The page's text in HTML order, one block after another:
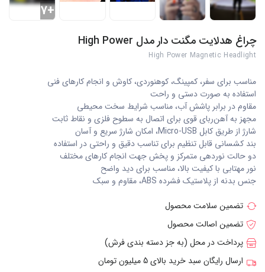
+7
چراغ هدلایت مگنت دار مدل High Power
High Power Magnetic Headlight
مناسب برای سفر، کمپینگ، کوهنوردی، کاوش و انجام کارهای فنی
استفاده به صورت دستی و راحت
مقاوم در برابر پاشش آب، مناسب شرایط سخت محیطی
مجهز به آهن‌ربای قوی برای اتصال به سطوح فلزی و نقاط ثابت
شارژ از طریق کابل Micro-USB، امکان شارژ سریع و آسان
بند کشسانی قابل تنظیم برای تناسب دقیق و راحتی در استفاده
دو حالت نوردهی متمرکز و پخش جهت انجام کارهای مختلف
نور مهتابی با کیفیت بالا، مناسب برای دید واضح
جنس بدنه از پلاستیک فشرده ABS، مقاوم و سبک
تضمین سلامت محصول
تضمین اصالت محصول
پرداخت در محل (به جز دسته بندی فرش)
ارسال رایگان سبد خرید بالای 5 میلیون تومان